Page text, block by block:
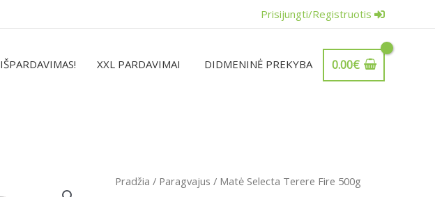
Prisijungti/Registruotis
IŠPARDAVIMAS! XXL PARDAVIMAI DIDMENINĖ PREKYBA 0.00€
Pradžia / Paragvajus / Matė Selecta Terere Fire 500g
produkto